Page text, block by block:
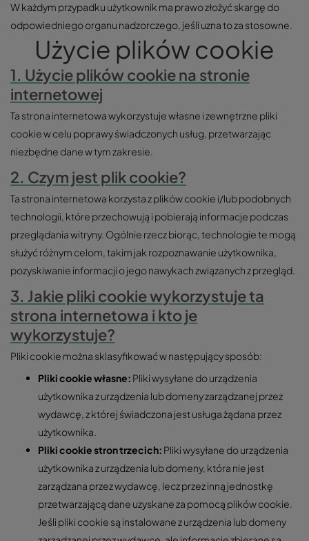
W każdym przypadku użytkownik ma prawo złożyć skargę do
odpowiedniego organu nadzorczego, jeśli uzna to za stosowne.
Użycie plików cookie
1. Użycie plików cookie na stronie
internetowej
Ta strona internetowa wykorzystuje własne i zewnętrzne pliki
cookie w celu poprawy świadczonych usług, przetwarzając
niezbędne dane w tym zakresie.
2. Czym jest plik cookie?
Ta strona internetowa korzysta z plików cookie i/lub podobnych
technologii, które przechowują i pobierają informacje podczas
przeglądania witryny. Ogólnie rzecz biorąc, technologie te mogą
służyć różnym celom, takim jak rozpoznawanie użytkownika,
pozyskiwanie informacji o jego nawykach związanych z przegląd.
3. Jakie pliki cookie wykorzystuje ta
strona internetowa i kto je
wykorzystuje?
Pliki cookie można sklasyfikować w następujący sposób:
Pliki cookie własne: Pliki wysyłane do urządzenia
użytkownika z urządzenia lub domeny zarządzanej przez
wydawcę, z której świadczona jest usługa żądana przez
użytkownika.
Pliki cookie stron trzecich: Pliki wysyłane do urządzenia
użytkownika z urządzenia lub domeny, która nie jest
zarządzana przez wydawcę, lecz przez inną jednostkę
przetwarzającą dane uzyskane za pomocą plików cookie.
Jeśli pliki cookie są instalowane z urządzenia lub domeny